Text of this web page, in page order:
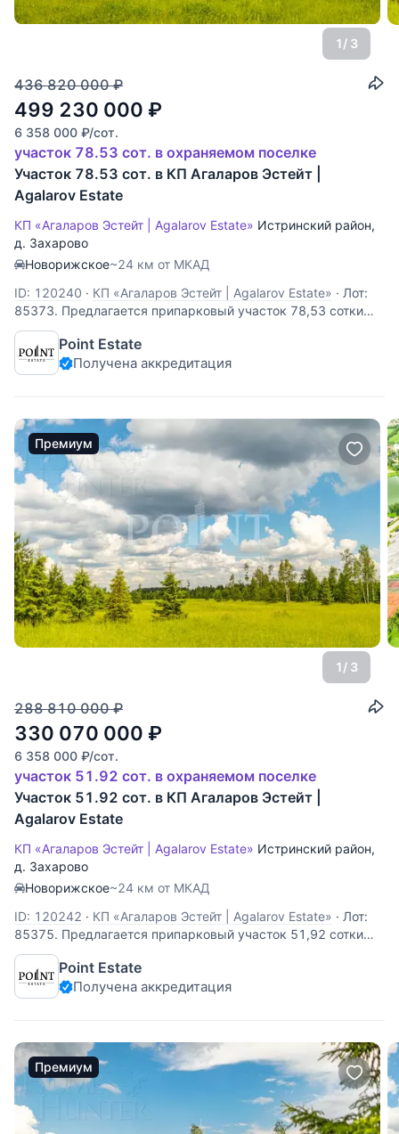
1/ 3
436 820 000 ₽
499 230 000 ₽
6 358 000 ₽/сот.
участок 78.53 сот. в охраняемом поселке
Участок 78.53 сот. в КП Агаларов Эстейт |
Agalarov Estate
КП «Агаларов Эстейт | Agalarov Estate» Истринский район,
д. Захарово
Новорижское~24 км от МКАД
ID: 120240 · КП «Агаларов Эстейт | Agalarov Estate» · Лот:
85373. Предлагается припарковый участок 78,53 сотки
без подряда, расположенный в поселке премиум-класса
"Agalarov Estate". Участок имеет правильную форму и
спокойный рельеф. Все центральные коммуникации: газ,
Point Estate
Получена аккредитация
Премиум
1/ 3
288 810 000 ₽
330 070 000 ₽
6 358 000 ₽/сот.
участок 51.92 сот. в охраняемом поселке
Участок 51.92 сот. в КП Агаларов Эстейт |
Agalarov Estate
КП «Агаларов Эстейт | Agalarov Estate» Истринский район,
д. Захарово
Новорижское~24 км от МКАД
ID: 120242 · КП «Агаларов Эстейт | Agalarov Estate» · Лот:
85375. Предлагается припарковый участок 51,92 сотки
без подряда, расположенный в поселке премиум-класса
"Agalarov Estate". Участок имеет правильную форму и
спокойный рельеф. Все центральные коммуникации: газ,
Point Estate
Получена аккредитация
Премиум